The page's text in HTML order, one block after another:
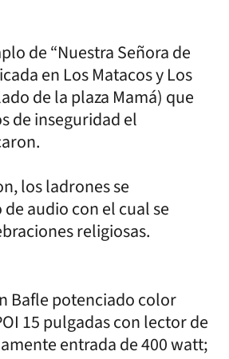
de “Nuestra Señora de
en Los Matacos y Los
de la plaza Mamá) que
de inseguridad el
los ladrones se
audio con el cual se
religiosas.
Bafle potenciado color
15 pulgadas con lector de
entrada de 400 watt;